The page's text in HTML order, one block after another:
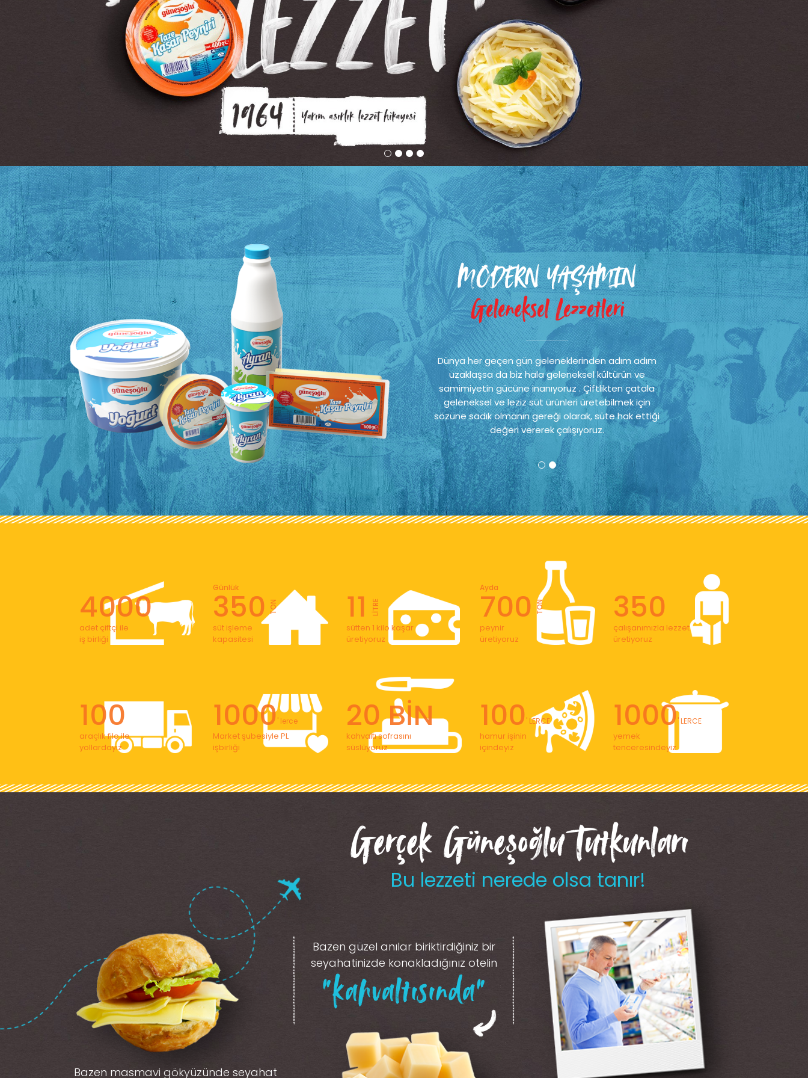
MODERN YAŞAMIN
Geleneksel Lezzetleri
Dünya her geçen gün geleneklerinden adım adım
uzaklaşsa da biz hala geleneksel kültürün ve
samimiyetin gücüne inanıyoruz . Çiftlikten çatala
geleneksel ve leziz süt ürünleri üretebilmek için
sözüne sadık olmanın gereği olarak, süte hak ettiği
değeri vererek çalışıyoruz.
4000
adet çiftçi ile
iş birliği
350
Günlük
TON
süt işleme
kapasitesi
11 LİTRE
sütten 1 kilo kaşar
üretiyoruz
700
Ayda
TON
peynir
üretiyoruz
350
çalışanımızla lezzet
üretiyoruz
100
araçlık filo ile
yollardayız
1000' lerce
Market şubesiyle PL
işbirliği
20 BİN
kahvaltı sofrasını
süslüyoruz
100' LERCE
hamur işinin
içindeyiz
1000' LERCE
yemek
tenceresindeyiz
Gerçek Güneşoğlu Tutkunları
Bu lezzeti nerede olsa tanır!
Bazen masmavi gökyüzünde seyahat
Bazen güzel anılar biriktirdiğiniz bir
seyahatinizde konakladığınız otelin
“kahvaltısında”